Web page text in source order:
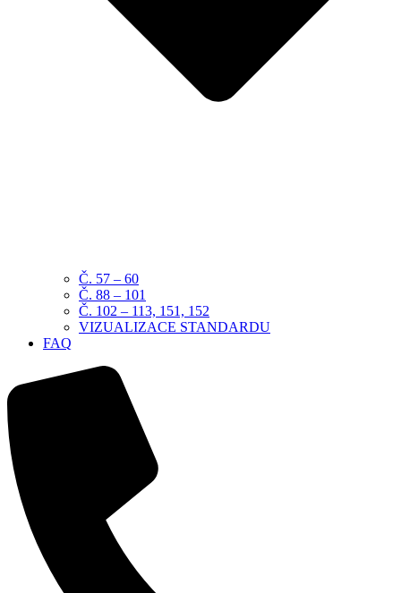
Č. 57 – 60
Č. 88 – 101
Č. 102 – 113, 151, 152
VIZUALIZACE STANDARDU
FAQ